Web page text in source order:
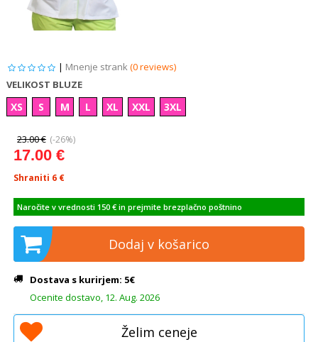
| Mnenje strank(0 reviews)
VELIKOST BLUZE
XS S M L XL XXL 3XL
23.00 € (-26%)
17.00 €
Shraniti 6 €
Naročite v vrednosti 150 € in prejmite brezplačno poštnino
Dodaj v košarico
Dostava s kurirjem: 5€
Ocenite dostavo, 12. Aug. 2026
Želim ceneje